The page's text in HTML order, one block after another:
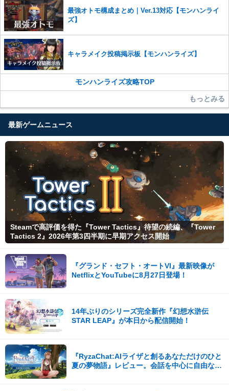
最強オトモ構成まとめ｜Ver.13対応【モンハンライ
ズ】
キャラメイク投稿掲示板【モンハンライズ】
モンハンライズ攻略TOP
もっとみる
最新ゲームニュース
Steamで高評価を得た『Tower Tactics』待望の続編、『Tower
Tactics 2』2026年第3四半期に早期アクセス開始
『グランド・セフト・オートVI』最新映像が
NetflixとYouTubeに8月27日登場！
14年ぶりのシリーズ完全新作『幻想水滸伝
STAR LEAP』が本日から配信開始！
『RyzaChat:AIライザと創るあなただけのひと
夏の夢物語』レビュー。会話を中心に自由な冒